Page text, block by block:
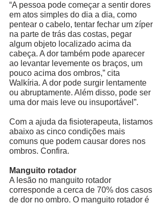
“A pessoa pode começar a sentir dores
em atos simples do dia a dia, como
pentear o cabelo, tentar fechar um zíper
na parte de trás das costas, pegar
algum objeto localizado acima da
cabeça. A dor também pode aparecer
ao levantar levemente os braços, um
pouco acima dos ombros,” cita
Walkíria. A dor pode surgir lentamente
ou abruptamente. Além disso, pode ser
uma dor mais leve ou insuportável”.
Com a ajuda da fisioterapeuta, listamos
abaixo as cinco condições mais
comuns que podem causar dores nos
ombros. Confira.
Manguito rotador
A lesão no manguito rotador
corresponde a cerca de 70% dos casos
de dor no ombro. O manguito rotador é